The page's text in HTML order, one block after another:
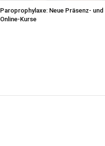
Paroprophylaxe: Neue Präsenz- und
Online-Kurse